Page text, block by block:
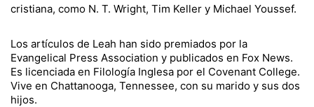
cristiana, como N. T. Wright, Tim Keller y Michael Youssef.
Los artículos de Leah han sido premiados por la
Evangelical Press Association y publicados en Fox News.
Es licenciada en Filología Inglesa por el Covenant College.
Vive en Chattanooga, Tennessee, con su marido y sus dos
hijos.